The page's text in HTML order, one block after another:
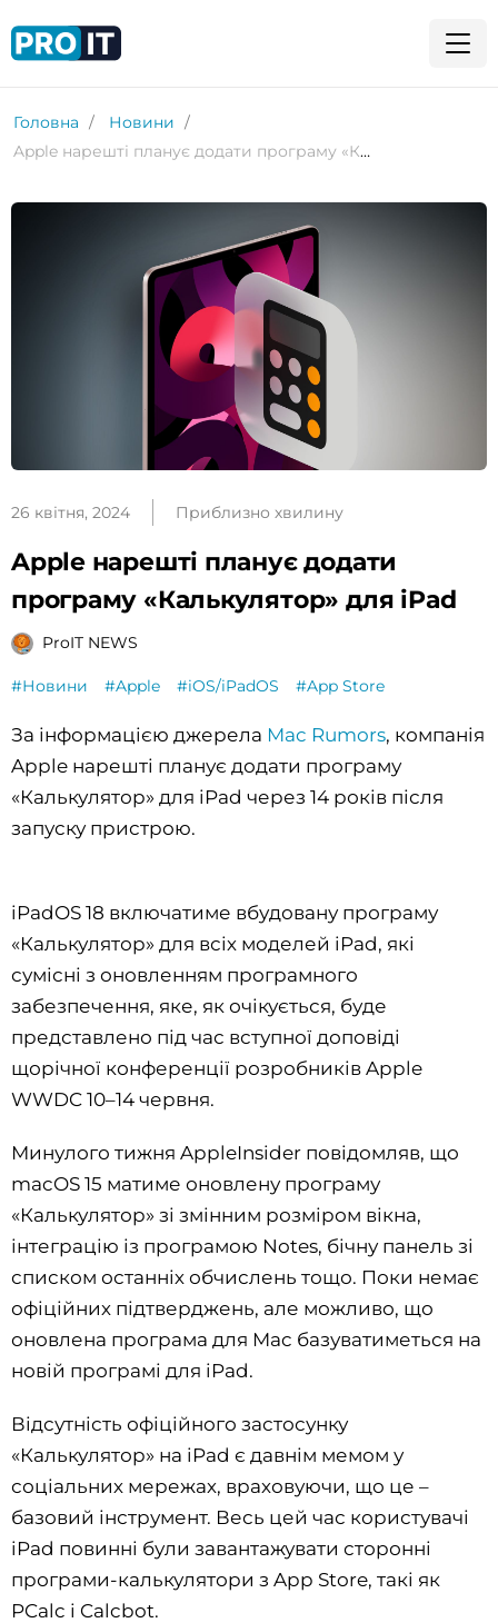
Головна
Новини
Apple нарешті планує додати програму «Калькулятор» для iPad
26 квітня, 2024 Приблизно хвилину
Apple нарешті планує додати
програму «Калькулятор» для iPad
ProIT NEWS
#Новини #Apple #iOS/iPadOS #App Store
За інформацією джерела Mac Rumors, компанія
Apple нарешті планує додати програму
«Калькулятор» для iPad через 14 років після
запуску пристрою.
iPadOS 18 включатиме вбудовану програму
«Калькулятор» для всіх моделей iPad, які
сумісні з оновленням програмного
забезпечення, яке, як очікується, буде
представлено під час вступної доповіді
щорічної конференції розробників Apple
WWDC 10–14 червня.
Минулого тижня AppleInsider повідомляв, що
macOS 15 матиме оновлену програму
«Калькулятор» зі змінним розміром вікна,
інтеграцію із програмою Notes, бічну панель зі
списком останніх обчислень тощо. Поки немає
офіційних підтверджень, але можливо, що
оновлена ​​програма для Mac базуватиметься на
новій програмі для iPad.
Відсутність офіційного застосунку
«Калькулятор» на iPad є давнім мемом у
соціальних мережах, враховуючи, що це –
базовий інструмент. Весь цей час користувачі
iPad повинні були завантажувати сторонні
програми-калькулятори з App Store, такі як
PCalc і Calcbot.